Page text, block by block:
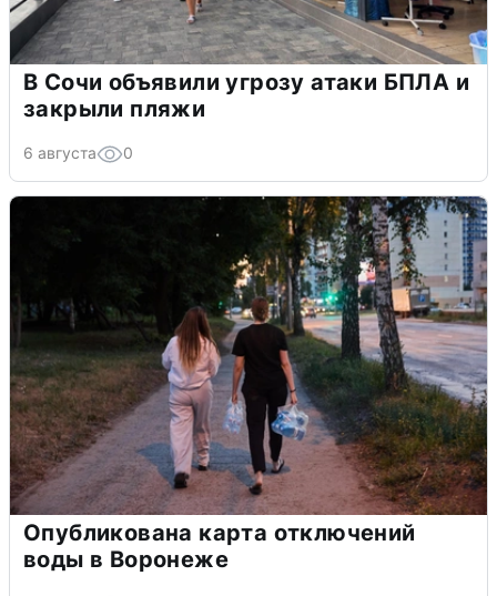
В Сочи объявили угрозу атаки БПЛА и
закрыли пляжи
6 августа 0
Опубликована карта отключений
воды в Воронеже